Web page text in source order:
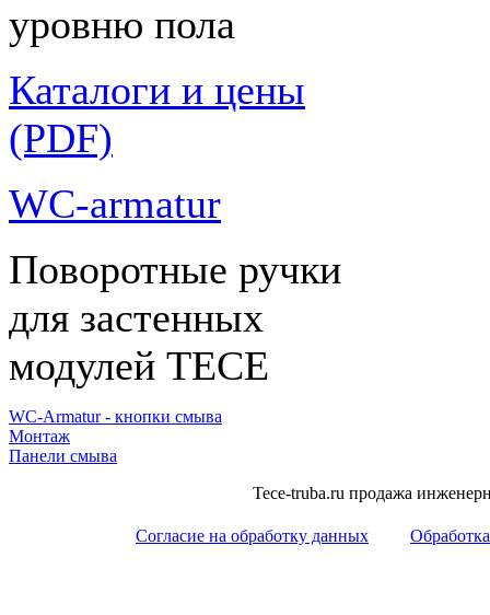
уровню пола
Каталоги и цены
(PDF)
WC-armatur
Поворотные ручки
для застенных
модулей ТЕСЕ
WC-Аrmatur - кнопки смыва
Монтаж
Панели смыва
Tece-truba.ru продажа
Согласие на обработку данных